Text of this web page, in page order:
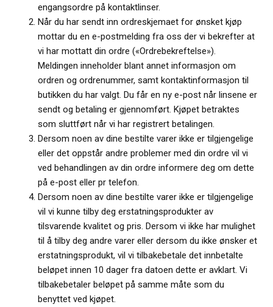
engangsordre på kontaktlinser.
Når du har sendt inn ordreskjemaet for ønsket kjøp
mottar du en e-postmelding fra oss der vi bekrefter at
vi har mottatt din ordre («Ordrebekreftelse»).
Meldingen inneholder blant annet informasjon om
ordren og ordrenummer, samt kontaktinformasjon til
butikken du har valgt. Du får en ny e-post når linsene er
sendt og betaling er gjennomført. Kjøpet betraktes
som sluttført når vi har registrert betalingen.
Dersom noen av dine bestilte varer ikke er tilgjengelige
eller det oppstår andre problemer med din ordre vil vi
ved behandlingen av din ordre informere deg om dette
på e-post eller pr telefon.
Dersom noen av dine bestilte varer ikke er tilgjengelige
vil vi kunne tilby deg erstatningsprodukter av
tilsvarende kvalitet og pris. Dersom vi ikke har mulighet
til å tilby deg andre varer eller dersom du ikke ønsker et
erstatningsprodukt, vil vi tilbakebetale det innbetalte
beløpet innen 10 dager fra datoen dette er avklart. Vi
tilbakebetaler beløpet på samme måte som du
benyttet ved kjøpet.